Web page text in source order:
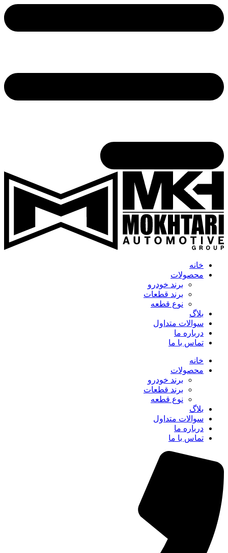
خانه
محصولات
برند خودرو
برند قطعات
نوع قطعه
بلاگ
سوالات متداول
درباره ما
تماس با ما
خانه
محصولات
برند خودرو
برند قطعات
نوع قطعه
بلاگ
سوالات متداول
درباره ما
تماس با ما